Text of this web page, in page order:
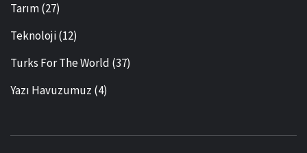
Tarım(27)
Teknoloji(12)
Turks For The World (37)
Yazı Havuzumuz (4)